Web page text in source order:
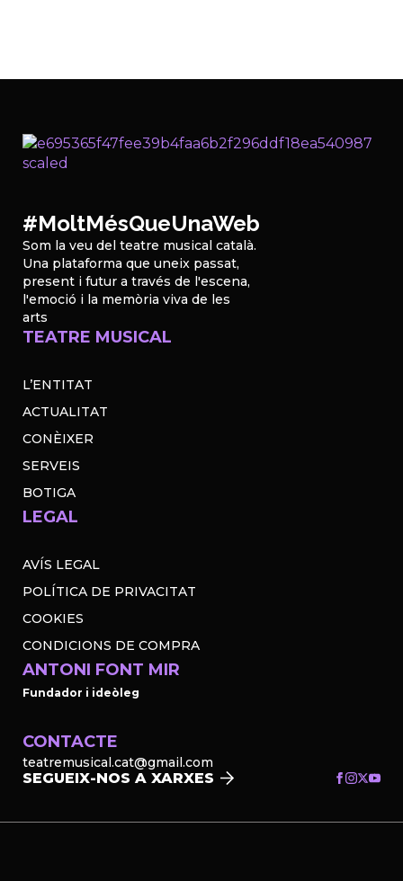
#MoltMésQueUnaWeb
Som la veu del teatre musical català.
Una plataforma que uneix passat,
present i futur a través de l'escena,
l'emoció i la memòria viva de les
arts
TEATRE MUSICAL
L’ENTITAT
ACTUALITAT
CONÈIXER
SERVEIS
BOTIGA
LEGAL
AVÍS LEGAL
POLÍTICA DE PRIVACITAT
COOKIES
CONDICIONS DE COMPRA
ANTONI FONT MIR
Fundador i ideòleg
CONTACTE
teatremusical.cat@gmail.com
SEGUEIX-NOS A XARXES